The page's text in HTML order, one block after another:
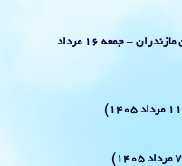
پیش بینی 7 روزه وضع هوای استان مازندران – جمعه 16 مرداد